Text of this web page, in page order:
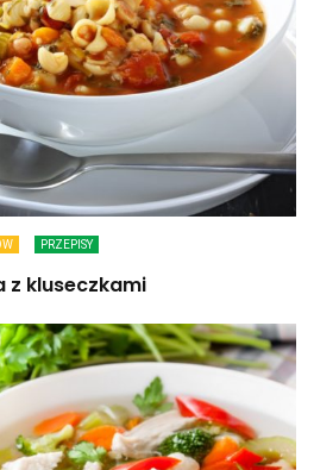
PRZEPISY
z kluseczkami